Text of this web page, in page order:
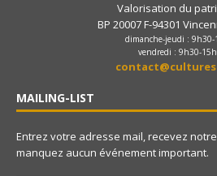
Valorisation du
BP 20007 F-94301
dimanche-jeudi : 9h30-
vendredi : 9h30-
MAILING-LIST
Entrez votre adresse mail, recevez
manquez aucun événement important.